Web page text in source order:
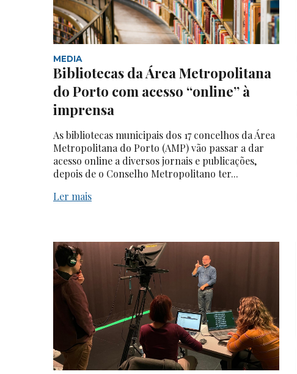
MEDIA
Bibliotecas da Área Metropolitana
do Porto com acesso “online” à
imprensa
As bibliotecas municipais dos 17 concelhos da Área
Metropolitana do Porto (AMP) vão passar a dar
acesso online a diversos jornais e publicações,
depois de o Conselho Metropolitano ter...
Ler mais